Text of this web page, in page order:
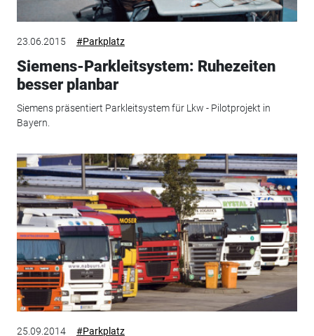
23.06.2015 #Parkplatz
Siemens-Parkleitsystem: Ruhezeiten
besser planbar
Siemens präsentiert Parkleitsystem für Lkw - Pilotprojekt in
Bayern.
25.09.2014 #Parkplatz